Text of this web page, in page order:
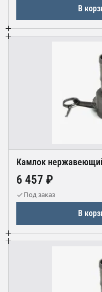
В
Камлок
6 457 ₽
Под заказ
В